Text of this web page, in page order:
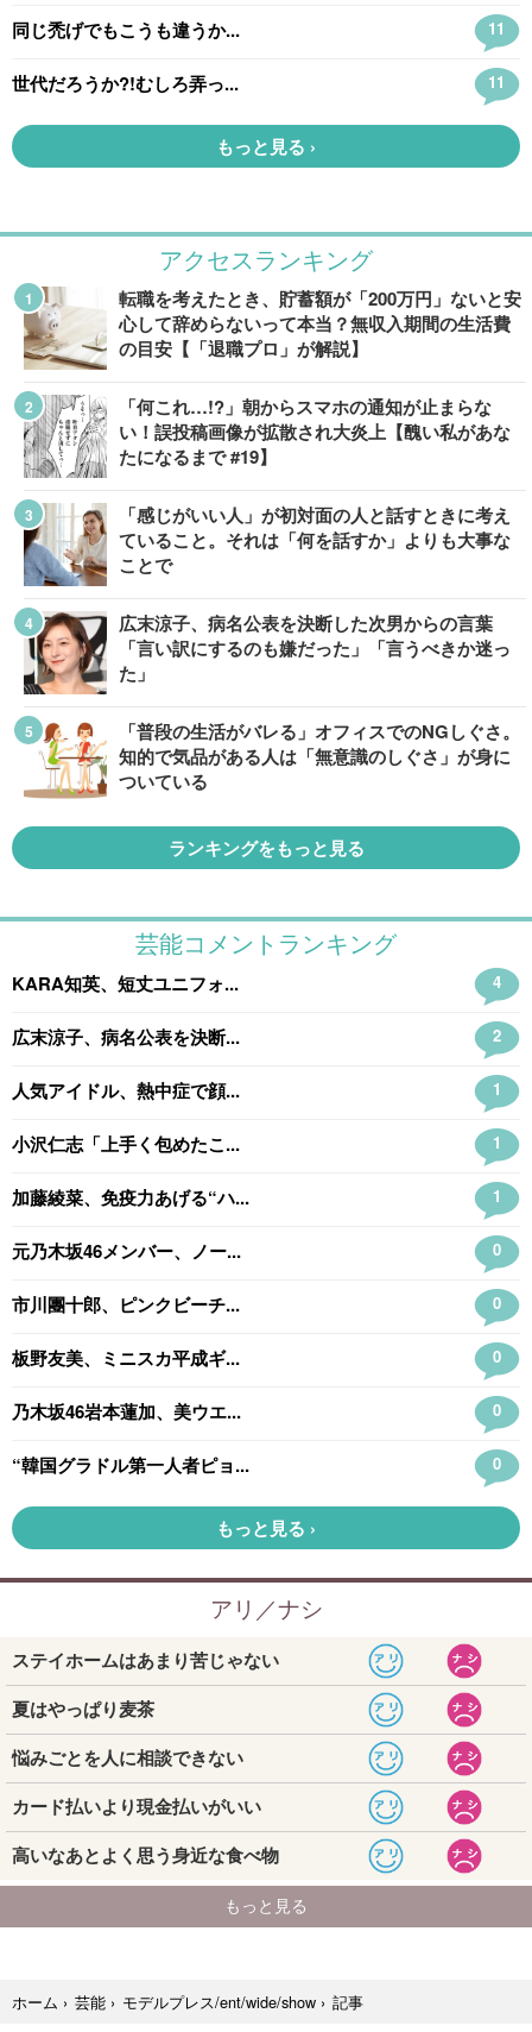
アクセスランキング
転職を考えたとき、貯蓄額が「200万円」ないと安
心して辞めらないって本当？無収入期間の生活費
の目安【「退職プロ」が解説】
「何これ…!?」朝からスマホの通知が止まらな
い！誤投稿画像が拡散され大炎上【醜い私があな
たになるまで #19】
「感じがいい人」が初対面の人と話すときに考え
ていること。それは「何を話すか」よりも大事な
ことで
広末涼子、病名公表を決断した次男からの言葉
「言い訳にするのも嫌だった」「言うべきか迷っ
た」
「普段の生活がバレる」オフィスでのNGしぐさ。
知的で気品がある人は「無意識のしぐさ」が身に
ついている
ランキングをもっと見る
ホーム › 芸能 › モデルプレス/ent/wide/show › 記事